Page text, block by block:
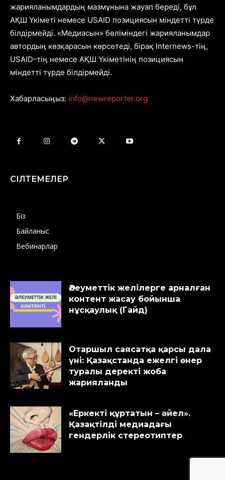
жарияланымдардың мазмұнына жауап береді, бұл
АҚШ Үкіметі немесе USAID позициясын міндетті түрде
білдірмейді. «Медиасын» бөліміндегі жарияланымдар
автордың көзқарасын көрсетеді, бірақ Internews-тің,
USAID-тің немесе АҚШ Үкіметінің позициясын
міндетті түрде білдірмейді.
Хабарласыңыз: info@newreporter.org
СІЛТЕМЕЛЕР
Біз
Байланыс
Вебинарлар
Әлеуметтік желілерге арналған
контент жасау бойынша
нұсқаулық (Гайд)
Отаршыл саясатқа қарсы дала
үні: Қазақстанда ежелгі өнер
туралы деректі жоба
жарияланды
«Еркекті құртатын – әйел».
Қазақтілді медиадағы
гендерлік стереотиптер